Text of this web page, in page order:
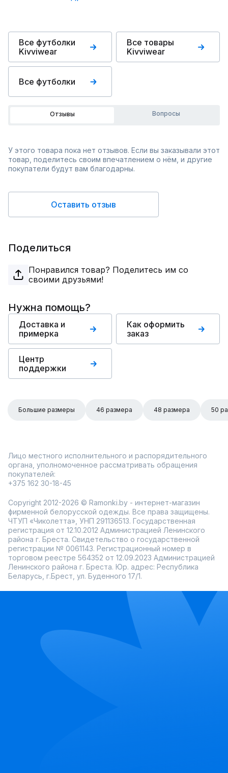
Все футболки
Kivviwear
Все товары
Kivviwear
Все футболки
Отзывы Вопросы
У этого товара пока нет отзывов. Если вы заказывали этот
товар, поделитесь своим впечатлением о нём, и другие
покупатели будут вам благодарны.
Оставить отзыв
Поделиться
Понравился товар? Поделитесь им со
своими друзьями!
Нужна помощь?
Доставка и
примерка
Как оформить
заказ
Центр
поддержки
Большие размеры 46 размера 48 размера 50
Лицо местного исполнительного и распорядительного
органа, уполномоченное рассматривать обращения
покупателей:
+375 162 30-18-45
Copyright 2012-2026 © Ramonki.by - интернет-магазин
фирменной белорусской одежды. Все права защищены.
ЧТУП «Чиколетта», УНП 291136513. Государственная
регистрация от 12.10.2012 Администрацией Ленинского
района г. Бреста. Свидетельство о государственной
регистрации № 0061143. Регистрационный номер в
торговом реестре 564352 от 12.09.2023 Администрацией
Ленинского района г. Бреста. Юр. адрес: Республика
Беларусь, г.Брест, ул. Буденного 17/1.